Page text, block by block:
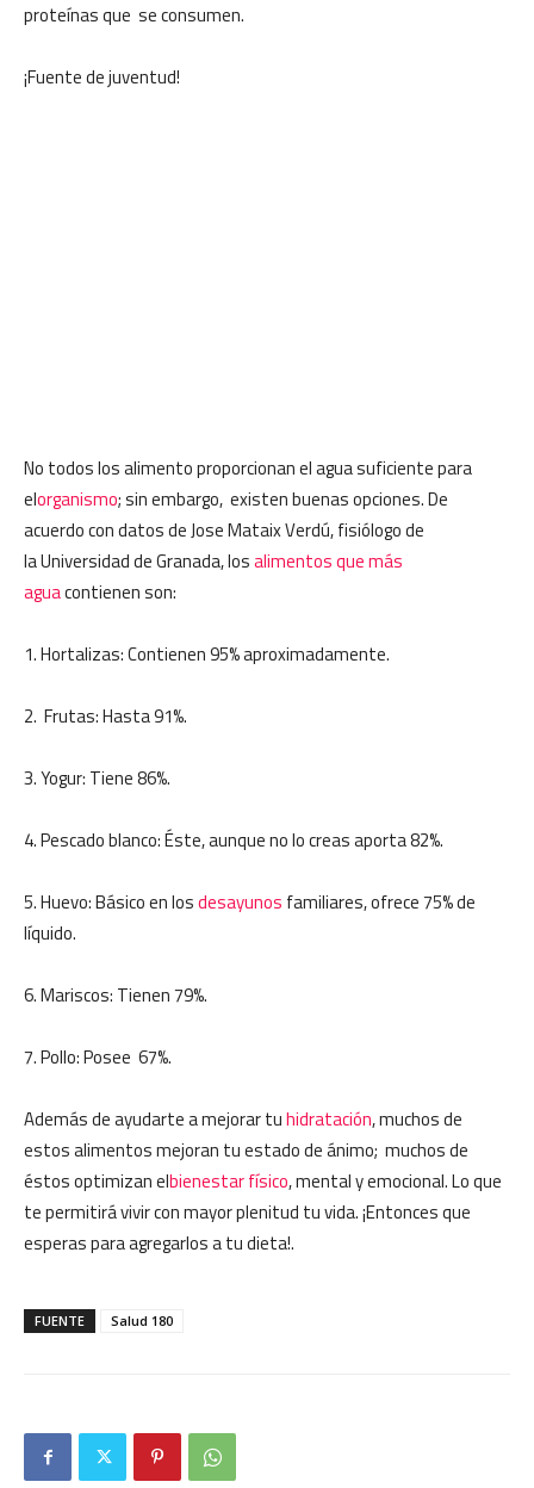
proteínas que se consumen.
¡Fuente de juventud!
No todos los alimento proporcionan el agua suficiente para
elorganismo; sin embargo, existen buenas opciones. De
acuerdo con datos de Jose Mataix Verdú, fisiólogo de
la Universidad de Granada, losalimentos que más
aguacontienen son:
1. Hortalizas: Contienen 95% aproximadamente.
2. Frutas: Hasta 91%.
3. Yogur: Tiene 86%.
4. Pescado blanco: Éste, aunque no lo creas aporta 82%.
5. Huevo: Básico en losdesayunos familiares, ofrece 75% de
líquido.
6. Mariscos: Tienen 79%.
7. Pollo: Posee 67%.
Además de ayudarte a mejorar tuhidratación, muchos de
estos alimentos mejoran tu estado de ánimo; muchos de
éstos optimizan elbienestar físico, mental y emocional. Lo que
te permitirá vivir con mayor plenitud tu vida. ¡Entonces que
esperas para agregarlos a tu dieta!.
FUENTE Salud 180